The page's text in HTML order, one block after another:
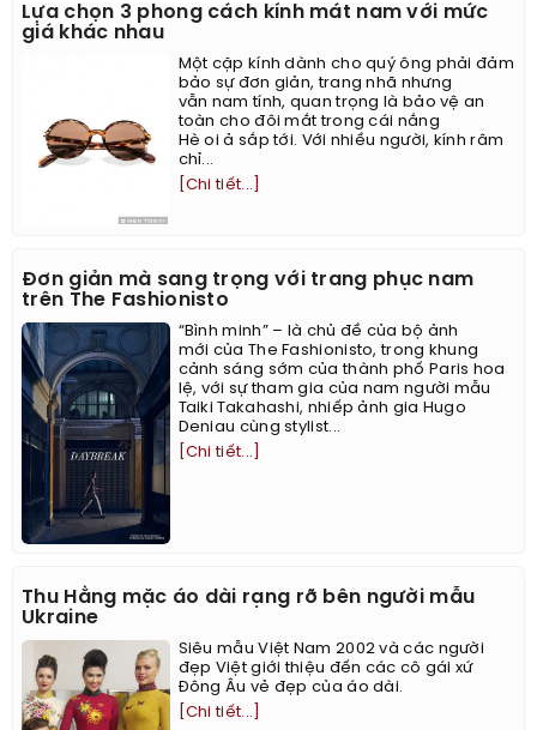
Lựa chọn 3 phong cách kính mát nam với mức
giá khác nhau
Một cặp kính dành cho quý ông phải đảm
bảo sự đơn giản, trang nhã nhưng
vẫn nam tính, quan trọng là bảo vệ an
toàn cho đôi mắt trong cái nắng
Hè oi ả sắp tới. Với nhiều người, kính râm
chỉ...
[Chi tiết...]
Đơn giản mà sang trọng với trang phục nam
trên The Fashionisto
“Bình minh” – là chủ đề của bộ ảnh
mới của The Fashionisto, trong khung
cảnh sáng sớm của thành phố Paris hoa
lệ, với sự tham gia của nam người mẫu
Taiki Takahashi, nhiếp ảnh gia Hugo
Deniau cùng stylist...
[Chi tiết...]
Thu Hằng mặc áo dài rạng rỡ bên người mẫu
Ukraine
Siêu mẫu Việt Nam 2002 và các người
đẹp Việt giới thiệu đến các cô gái xứ
Đông Âu vẻ đẹp của áo dài.
[Chi tiết...]